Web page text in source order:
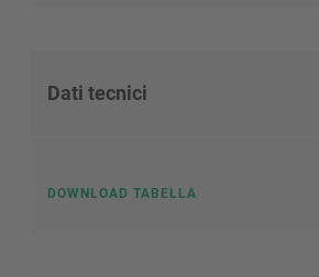
Dati tecnici
DOWNLOAD TABELLA